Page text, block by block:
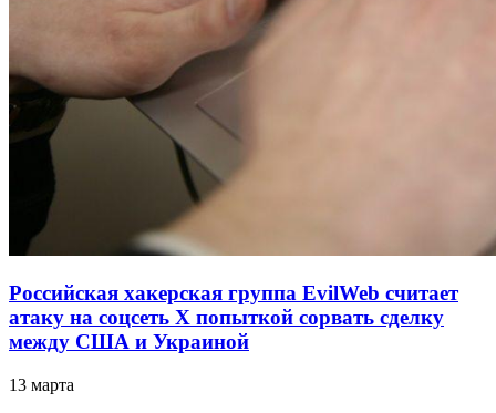
Российская хакерская группа EvilWeb считает
атаку на соцсеть Х попыткой сорвать сделку
между США и Украиной
13 марта